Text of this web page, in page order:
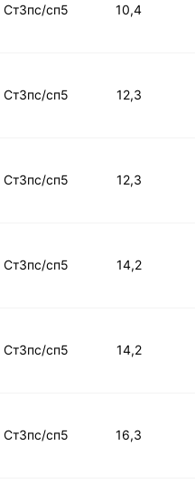
Ст3пс/сп5 10,4
Ст3пс/сп5 12,3
Ст3пс/сп5 12,3
Ст3пс/сп5 14,2
Ст3пс/сп5 14,2
Ст3пс/сп5 16,3